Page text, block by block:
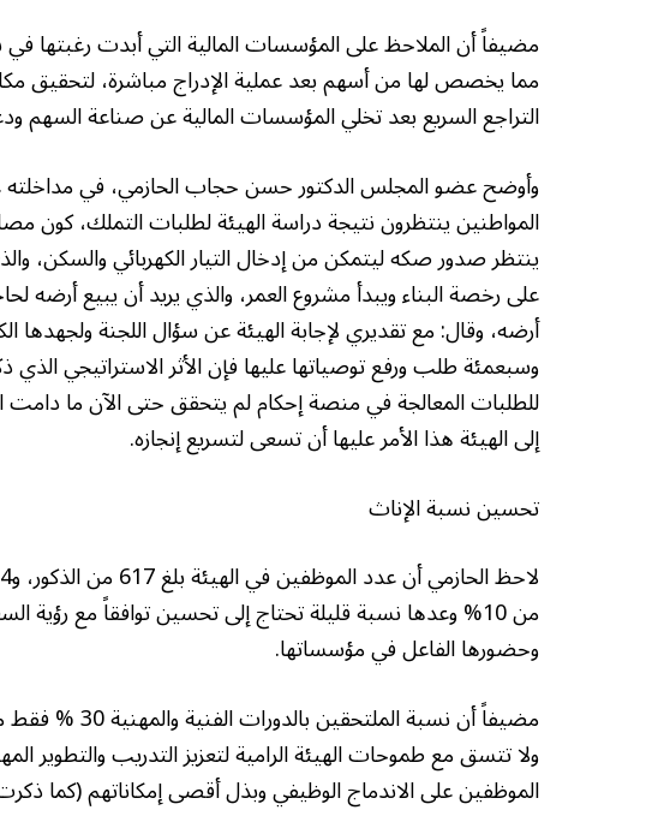
مضيفاً أن الملاحظ على المؤسسات المالية التي أبدت رغبتها
مما يخصص لها من أسهم بعد عملية الإدراج مباشرة، لتحقيق
التراجع السريع بعد تخلي المؤسسات المالية عن صناعة السهم
وأوضح عضو المجلس الدكتور حسن حجاب الحازمي، في مداخلته على
المواطنين ينتظرون نتيجة دراسة الهيئة لطلبات التملك، كون
ينتظر صدور صكه ليتمكن من إدخال التيار الكهربائي والسكن،
على رخصة البناء ويبدأ مشروع العمر، والذي يريد أن يبيع
أرضه، وقال: مع تقديري لإجابة الهيئة عن سؤال اللجنة ولجهدها
وسبعمئة طلب ورفع توصياتها عليها فإن الأثر الاستراتيجي الذي
للطلبات المعالجة في منصة إحكام لم يتحقق حتى الآن ما
إلى الهيئة هذا الأمر عليها أن تسعى لتسريع إنجازه.
تحسين نسبة الإناث
وحضورها الفاعل في مؤسساتها.
مضيفاً أن نسبة
ولا تتسق مع طموحات الهيئة الرامية لتعزيز التدريب والتطوير
الموظفين على الاندماج الوظيفي وبذل أقصى إمكاناتهم (كما